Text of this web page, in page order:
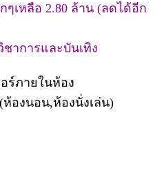
ๆเหลือ 2.80 ล้าน (ลดได้อีก
าการและบันเทิง
ร์ภายในห้อง
ห้องนอน,ห้องนั่งเล่น)